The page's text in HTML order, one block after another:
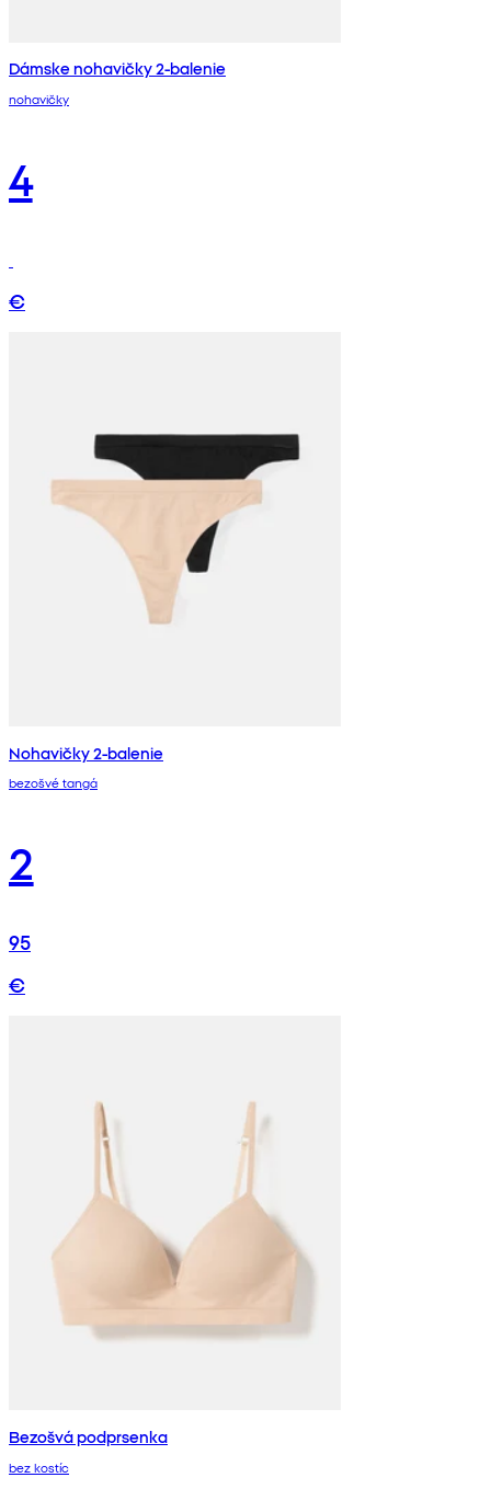
Dámske nohavičky 2-balenie
nohavičky
4
€
Nohavičky 2-balenie
bezošvé tangá
2
95
€
Bezošvá podprsenka
bez kostíc